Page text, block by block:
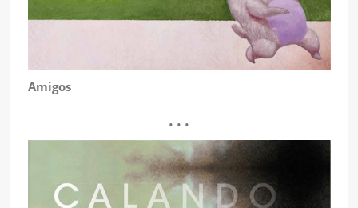
Amigos
• • •